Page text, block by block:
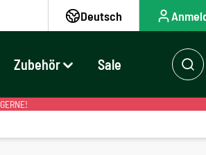
Deutsch
Zubehör Sale